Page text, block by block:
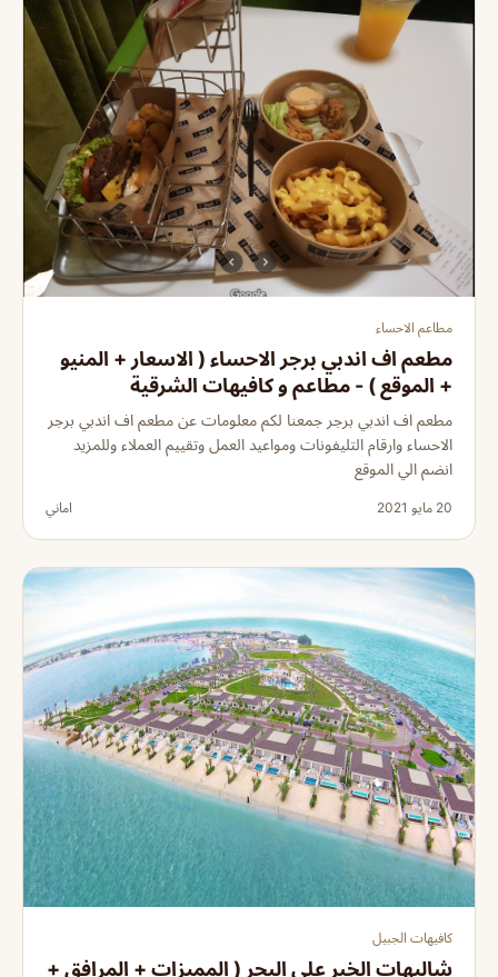
مطاعم الاحساء
مطعم اف اندبي برجر الاحساء ( الاسعار + المنيو
+ الموقع ) - مطاعم و كافيهات الشرقية
مطعم اف اندبي برجر جمعنا لكم معلومات عن مطعم اف اندبي برجر
الاحساء وارقام التليفونات ومواعيد العمل وتقييم العملاء وللمزيد
انضم الي الموقع
20 مايو 2021 اماني
كافيهات الجبيل
شاليهات الخبر على البحر ( المميزات + المرافق +